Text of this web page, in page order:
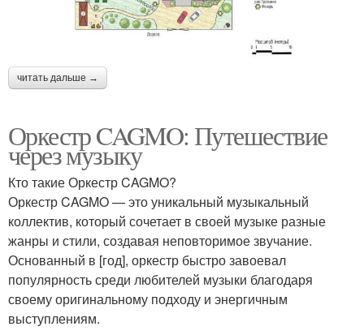
читать дальше →
Оркестр CAGMO: Путешествие
через музыку
Кто такие Оркестр CAGMO?
Оркестр CAGMO — это уникальный музыкальный
коллектив, который сочетает в своей музыке разные
жанры и стили, создавая неповторимое звучание.
Основанный в [год], оркестр быстро завоевал
популярность среди любителей музыки благодаря
своему оригинальному подходу и энергичным
выступлениям.